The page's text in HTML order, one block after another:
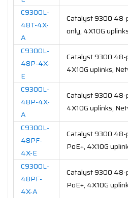
C9300L-
48T-4X-
A
Catalyst 9300 48-
only, 4X10G
C9300L-
48P-4X-
E
Catalyst 9300 48-
4X10G uplinks,
C9300L-
48P-4X-
A
Catalyst 9300 48-
4X10G uplinks,
C9300L-
48PF-
4X-E
Catalyst 9300 48-
PoE+, 4X10G
C9300L-
48PF-
4X-A
Catalyst 9300 48-
PoE+, 4X10G